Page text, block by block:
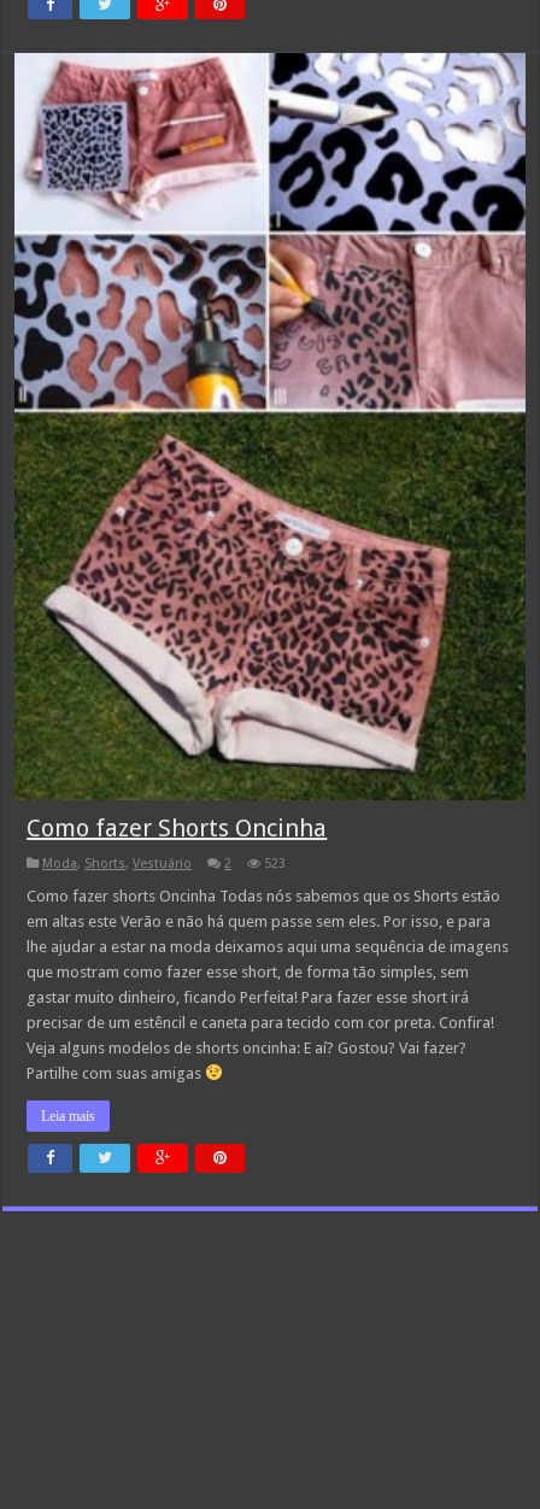
Como fazer Shorts Oncinha
Moda, Shorts,Vestuário 2 523
Como fazer shorts Oncinha Todas nós sabemos que os Shorts estão
em altas este Verão e não há quem passe sem eles. Por isso, e para
lhe ajudar a estar na moda deixamos aqui uma sequência de imagens
que mostram como fazer esse short, de forma tão simples, sem
gastar muito dinheiro, ficando Perfeita! Para fazer esse short irá
precisar de um estêncil e caneta para tecido com cor preta. Confira!
Veja alguns modelos de shorts oncinha: E aí? Gostou? Vai fazer?
Partilhe com suas amigas
Leia mais